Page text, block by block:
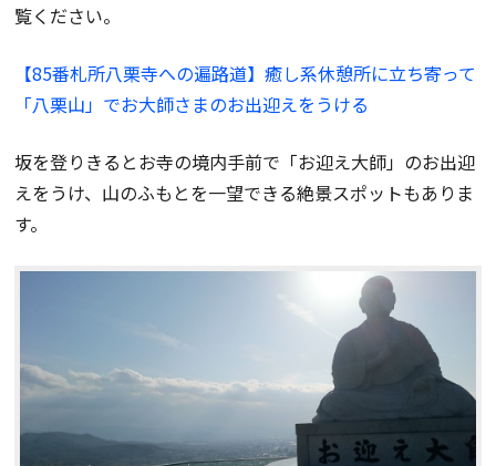
覧ください。
【85番札所八栗寺への遍路道】癒し系休憩所に立ち寄って
「八栗山」でお大師さまのお出迎えをうける
坂を登りきるとお寺の境内手前で「お迎え大師」のお出迎
えをうけ、山のふもとを一望できる絶景スポットもありま
す。